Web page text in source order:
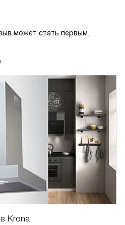
Krona
может стать первым.